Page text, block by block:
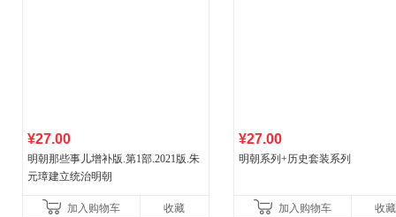
¥27.00
明朝那些事儿增补版.第1部.2021版.朱
元璋建立统治明朝
加入购物车 收藏
¥27.00
明朝系列+历史套装系列
加入购物车 收藏